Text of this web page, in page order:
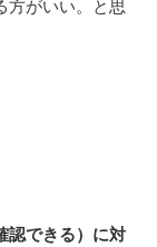
方がいい。と思
認できる）に対